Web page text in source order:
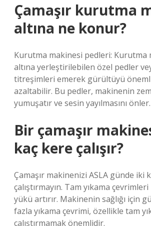
Çamaşır kurutma
altına ne konur?
Kurutma makinesi pedleri: Kurutma
altına yerleştirilebilen özel pedler
titreşimleri emerek gürültüyü
azaltabilir. Bu pedler, makinenin
yumuşatır ve sesin yayılmasını önler.
Bir çamaşır
kaç kere çalışır?
Çamaşır makinenizi ASLA günde iki
çalıştırmayın. Tam yıkama
yükü artırır. Makinenin sağlığı için
fazla yıkama çevrimi, özellikle tam
çalıştırmamak önemlidir.